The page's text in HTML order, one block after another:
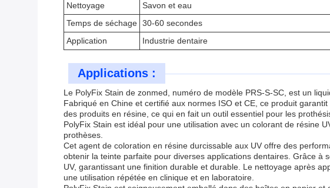
Nettoyage
Savon et eau
Temps de séchage 30-60 secondes
Application
Industrie dentaire
Applications :
Le PolyFix Stain de zonmed, numéro de modèle PRS-S-SC, est un
Fabriqué en Chine et certifié aux normes ISO et CE, ce produit
des produits en résine, ce qui en fait un outil essentiel pour les
PolyFix Stain est idéal pour une utilisation avec un colorant de résine
prothèses.
Cet agent de coloration en résine durcissable aux UV offre des
obtenir la teinte parfaite pour diverses applications dentaires. Grâce
UV, garantissant une finition durable et durable. Le nettoyage après
une utilisation répétée en clinique et en laboratoire.